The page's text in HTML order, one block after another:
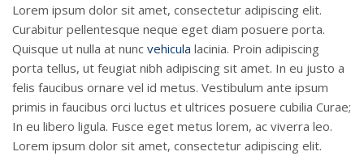
Lorem ipsum dolor sit amet, consectetur adipiscing elit.
Curabitur pellentesque neque eget diam posuere porta.
Quisque ut nulla at nunc vehicula lacinia. Proin adipiscing
porta tellus, ut feugiat nibh adipiscing sit amet. In eu justo a
felis faucibus ornare vel id metus. Vestibulum ante ipsum
primis in faucibus orci luctus et ultrices posuere cubilia Curae;
In eu libero ligula. Fusce eget metus lorem, ac viverra leo.
Lorem ipsum dolor sit amet, consectetur adipiscing elit.